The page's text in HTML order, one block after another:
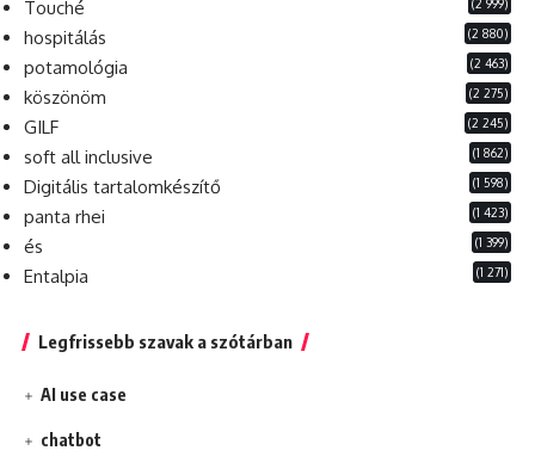
Touché (2 999)
hospitálás (2 880)
potamológia (2 463)
köszönöm (2 275)
GILF (2 245)
soft all inclusive (1 862)
Digitális tartalomkészítő (1 598)
panta rhei (1 423)
és (1 399)
Entalpia (1 271)
Legfrissebb szavak a szótárban
AI use case
chatbot